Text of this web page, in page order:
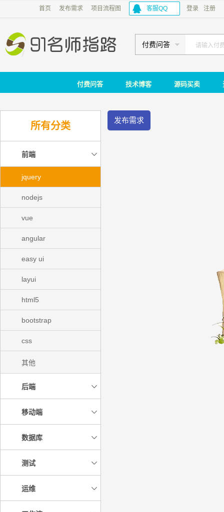
首页 发布需求 项目流程图 客服QQ 登录 注册
付费问答
付费问答 技术博客 源码买卖
所有分类
前端
jquery
nodejs
vue
angular
easy ui
layui
html5
bootstrap
css
其他
后端
移动端
数据库
测试
运维
发布需求